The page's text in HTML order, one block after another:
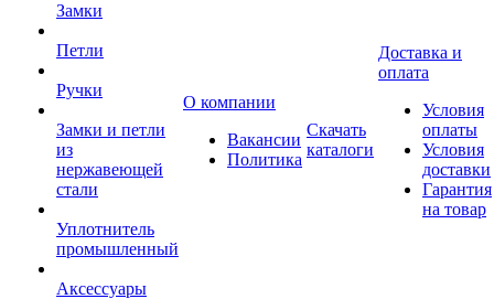
Замки
Петли
Ручки
Замки и петли
из
нержавеющей
стали
Уплотнитель
промышленный
Аксессуары
О компании
Вакансии
Политика
Скачать
каталоги
Доставка и
оплата
Условия
оплаты
Условия
доставки
Гарантия
на товар